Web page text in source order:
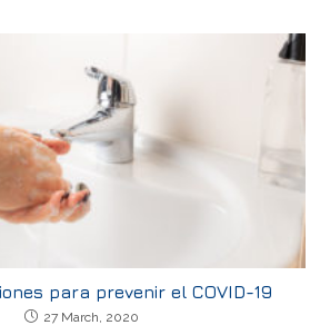
para prevenir el COVID-19
27 March, 2020